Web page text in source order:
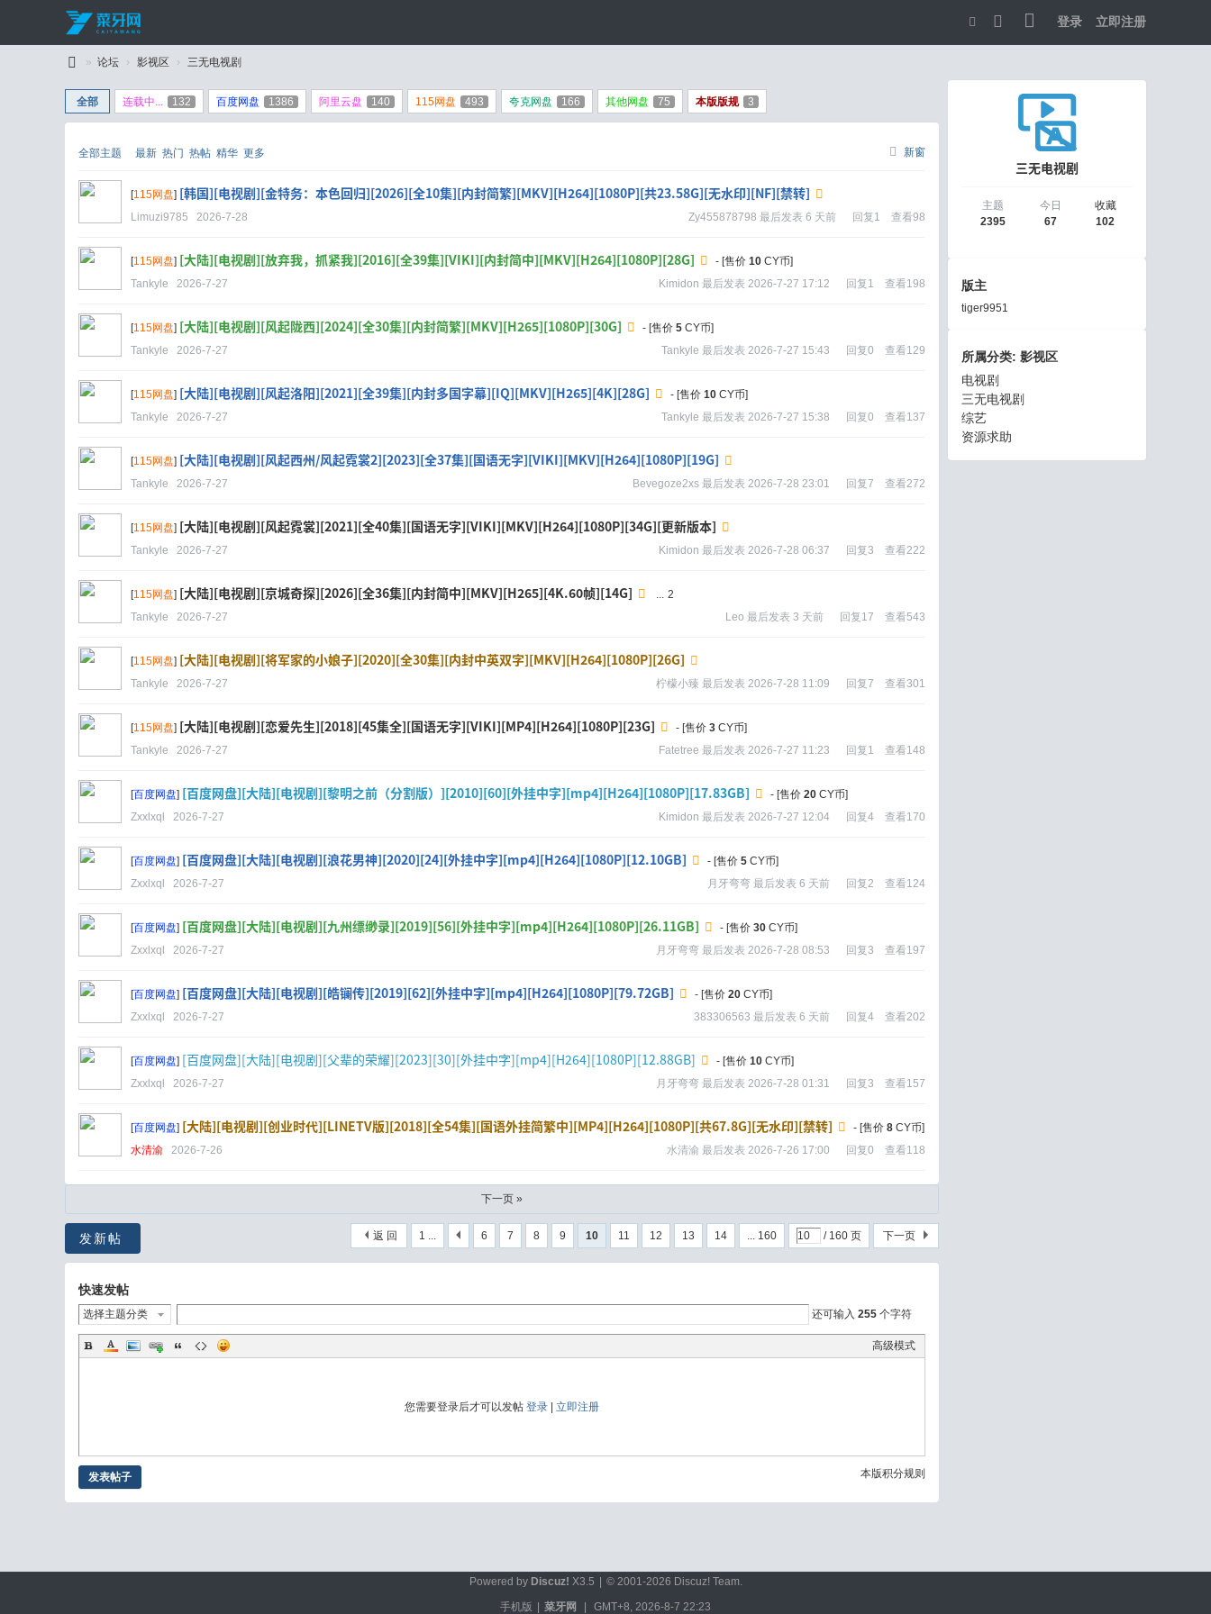
登录 立即注册
换
C
ai
» 论坛 › 影视区 › 三无电视剧
全部 连载中... 132 百度网盘 1386 阿里云盘 140 115网盘 493 夸克网盘 166 其他网盘 75 本版版规 3
新窗
全部主题 最新 热门 热帖 精华 更多
[115网盘] [韩国][电视剧][金特务：本色回归][2026][全10集][内封简繁][MKV][H264][1080P][共23.58G][无水印][NF][禁转]
Limuzi9785 2026-7-28 查看98
回复1
Zy455878798 最后发表 6 天前
[115网盘] [大陆][电视剧][放弃我，抓紧我][2016][全39集][VIKI][内封简中][MKV][H264][1080P][28G] - [售价10 CY币]
Tankyle
2026-7-27 查看198
回复1
Kimidon 最后发表 2026-7-27 17:12
[115网盘] [大陆][电视剧][风起陇西][2024][全30集][内封简繁][MKV][H265][1080P][30G] - [售价5 CY币]
Tankyle
2026-7-27 查看129
回复0
Tankyle 最后发表 2026-7-27 15:43
[115网盘] [大陆][电视剧][风起洛阳][2021][全39集][内封多国字幕][IQ][MKV][H265][4K][28G] - [售价10 CY币]
Tankyle
2026-7-27 查看137
回复0
Tankyle 最后发表 2026-7-27 15:38
[115网盘] [大陆][电视剧][风起西州/风起霓裳2][2023][全37集][国语无字][VIKI][MKV][H264][1080P][19G]
Tankyle 2026-7-27 查看272
回复7
Bevegoze2xs 最后发表 2026-7-28 23:01
[115网盘] [大陆][电视剧][风起霓裳][2021][全40集][国语无字][VIKI][MKV][H264][1080P][34G][更新版本]
Tankyle 2026-7-27 查看222
回复3
Kimidon 最后发表 2026-7-28 06:37
[115网盘] [大陆][电视剧][京城奇探][2026][全36集][内封简中][MKV][H265][4K.60帧][14G] ... 2
Tankyle
2026-7-27 查看543
回复17
Leo 最后发表 3 天前
[115网盘] [大陆][电视剧][将军家的小娘子][2020][全30集][内封中英双字][MKV][H264][1080P][26G]
Tankyle 2026-7-27 查看301
回复7
柠檬小臻 最后发表 2026-7-28 11:09
[115网盘] [大陆][电视剧][恋爱先生][2018][45集全][国语无字][VIKI][MP4][H264][1080P][23G] - [售价3 CY币]
Tankyle
2026-7-27 查看148
回复1
Fatetree 最后发表 2026-7-27 11:23
[百度网盘] [百度网盘][大陆][电视剧][黎明之前（分割版）][2010][60][外挂中字][mp4][H264][1080P][17.83GB] - [售价20 CY币]
Zxxlxql
2026-7-27 查看170
回复4
Kimidon 最后发表 2026-7-27 12:04
[百度网盘] [百度网盘][大陆][电视剧][浪花男神][2020][24][外挂中字][mp4][H264][1080P][12.10GB] - [售价5 CY币]
Zxxlxql
2026-7-27 查看124
回复2
月牙弯弯 最后发表 6 天前
[百度网盘] [百度网盘][大陆][电视剧][九州缥缈录][2019][56][外挂中字][mp4][H264][1080P][26.11GB] - [售价30 CY币]
Zxxlxql
2026-7-27 查看197
回复3
月牙弯弯 最后发表 2026-7-28 08:53
[百度网盘] [百度网盘][大陆][电视剧][皓镧传][2019][62][外挂中字][mp4][H264][1080P][79.72GB] - [售价20 CY币]
Zxxlxql
2026-7-27 查看202
回复4
383306563 最后发表 6 天前
[百度网盘] [百度网盘][大陆][电视剧][父辈的荣耀][2023][30][外挂中字][mp4][H264][1080P][12.88GB] - [售价10 CY币]
Zxxlxql
2026-7-27 查看157
回复3
月牙弯弯 最后发表 2026-7-28 01:31
[百度网盘] [大陆][电视剧][创业时代][LINETV版][2018][全54集][国语外挂简繁中][MP4][H264][1080P][共67.8G][无水印][禁转] - [售价8 CY币]
水清渝
2026-7-26 查看118
回复0
水清渝 最后发表 2026-7-26 17:00
下一页 »
1 ... 6 7 8 9 10 11 12 13 14 ... 160 / 160 页 下一页
返 回
发新帖
快速发帖
选择主题分类 还可输入 255 个字符
高级模式
您需要登录后才可以发帖 登录 立即注册
本版积分规则
发表帖子
三无电视剧
主题
2395
今日
67
收藏
102
版主
tiger9951
所属分类: 影视区
电视剧
三无电视剧
综艺
资源求助
Powered by Discuz! X3.5 © 2001-2026 Discuz! Team.
手机版
菜牙网 GMT+8, 2026-8-7 22:23